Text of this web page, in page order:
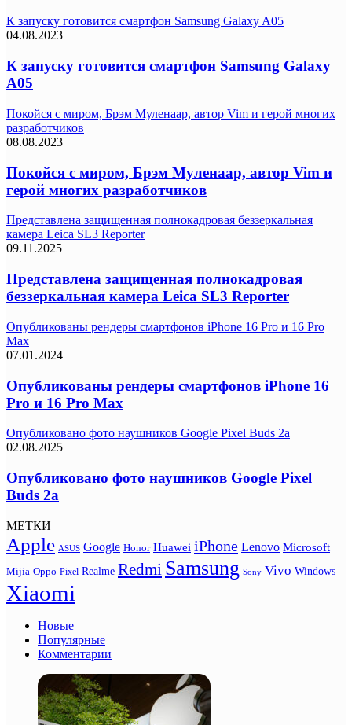
К запуску готовится смартфон Samsung Galaxy A05
04.08.2023
К запуску готовится смартфон Samsung Galaxy
A05
Покойся с миром, Брэм Муленаар, автор Vim и герой многих
разработчиков
08.08.2023
Покойся с миром, Брэм Муленаар, автор Vim и
герой многих разработчиков
Представлена защищенная полнокадровая беззеркальная
камера Leica SL3 Reporter
09.11.2025
Представлена защищенная полнокадровая
беззеркальная камера Leica SL3 Reporter
Опубликованы рендеры смартфонов iPhone 16 Pro и 16 Pro
Max
07.01.2024
Опубликованы рендеры смартфонов iPhone 16
Pro и 16 Pro Max
Опубликовано фото наушников Google Pixel Buds 2a
02.08.2025
Опубликовано фото наушников Google Pixel
Buds 2a
МЕТКИ
Apple ASUS Google Honor Huawei iPhone Lenovo Microsoft
Mijia Oppo Pixel Realme Redmi Samsung Sony Vivo Windows
Xiaomi
Новые
Популярные
Комментарии